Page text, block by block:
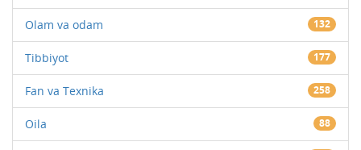
Olam va odam 132
Tibbiyot 177
Fan va Texnika 258
Oila 88